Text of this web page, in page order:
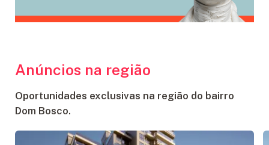
Anúncios na região
Oportunidades exclusivas na região do bairro
Dom Bosco.